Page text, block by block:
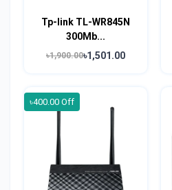
Tp-link TL-WR845N
300Mb...
৳1,900.00৳1,501.00
৳400.00 Off